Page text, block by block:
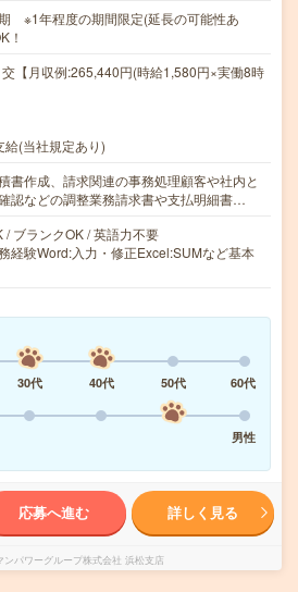
※1年程度の期間限定(延長の可能性あ
！
【月収例:265,440円(時給1,580円×実働8時
給(当社規定あり)
書作成、請求関連の事務処理顧客や社内と
認などの調整業務請求書や支払明細書…
/ ブランクOK / 英語力不要
経験Word:入力・修正Excel:SUMなど基本
30代 40代 50代
60代
男性
応募へ進む 詳しく見る
ンパワーグループ株式会社 浜松支店